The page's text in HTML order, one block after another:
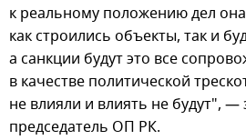
к реальному положению дел
как строились объекты, так и
а санкции будут это все
в качестве политической
не влияли и влиять не будут", —
председатель ОП РК.